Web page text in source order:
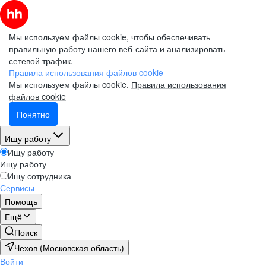
Мы используем файлы cookie, чтобы обеспечивать
правильную работу нашего веб-сайта и анализировать
сетевой трафик.
Правила использования файлов cookie
Мы используем файлы cookie. Правила использования
файлов cookie
Понятно
Ищу работу
Ищу работу
Ищу работу
Ищу сотрудника
Сервисы
Помощь
Ещё
Поиск
Чехов (Московская область)
Войти